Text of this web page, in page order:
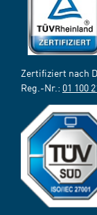
Zertifiziert nach
Reg.-Nr.: 01 100